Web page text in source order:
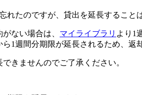
たのですが、貸出を延長すること
ない場合は、 マイライブラリ より1
1週間分期限が延長されるため、返
きませんのでご了承ください。